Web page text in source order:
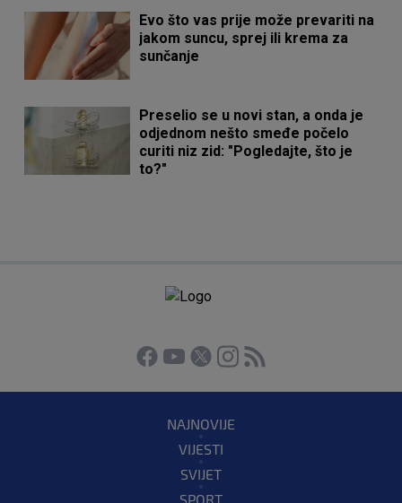
Evo što vas prije može prevariti na
jakom suncu, sprej ili krema za
sunčanje
Preselio se u novi stan, a onda je
odjednom nešto smeđe počelo
curiti niz zid: "Pogledajte, što je
to?"
NAJNOVIJE
VIJESTI
SVIJET
SPORT